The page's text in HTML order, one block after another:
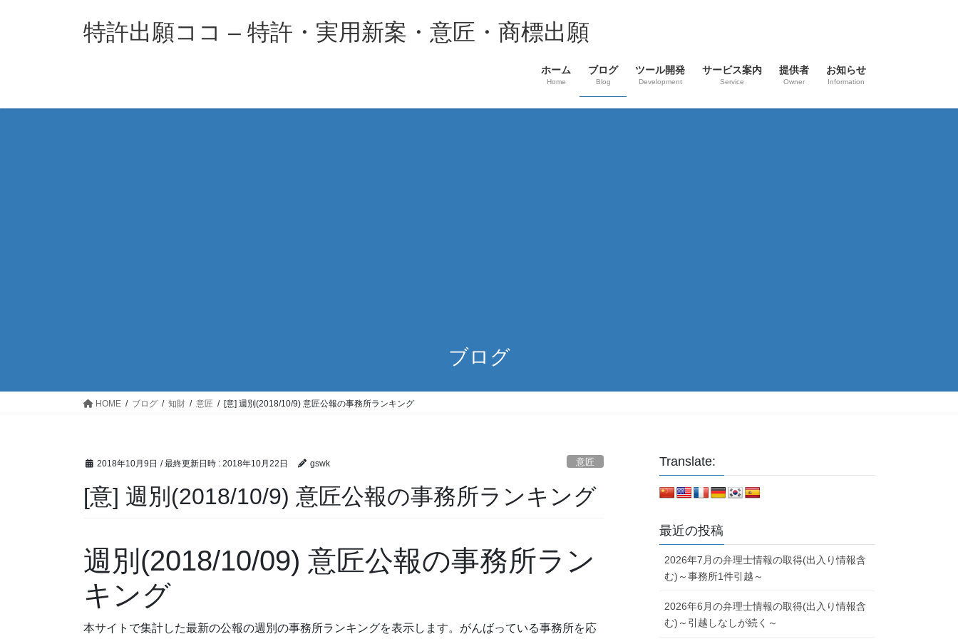
ス
ン
特許出願ココ – 特許・実用新案・意匠・商標出願
ホーム
Home
ブログ
Blog
ツール開発
Development
サービス案内
Service
提供者
Owner
お知らせ
Information
ブログ
HOME ブログ 知財 意匠 [意] 週別(2018/10/9) 意匠公報の事務所ランキング
2018年10月9日 / 最終更新日時 : 2018年10月22日 gswk 意匠
[意] 週別(2018/10/9) 意匠公報の事務所ランキング
週別(2018/10/09) 意匠公報の事務所ラン
キング
本サイトで集計した最新の公報の週別の事務所ランキングを表示します。がんばっている事務所を応
Translate:
最近の投稿
2026年7月の弁理士情報の取得(出入り情報含
む)～事務所1件引越～
2026年6月の弁理士情報の取得(出入り情報含
む)～引越しなしが続く～